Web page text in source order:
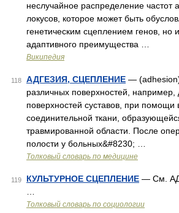
неслучайное распределение частот
локусов, которое может быть
генетическим сцеплением генов, но
адаптивного преимущества …
Википедия
118 АДГЕЗИЯ, СЦЕПЛЕНИЕ —
различных поверхностей, например,
поверхностей суставов, при помощи
соединительной ткани,
травмированной области. После
полости у больных&#8230; …
Толковый словарь по медицине
119 КУЛЬТУРНОЕ СЦЕПЛЕНИЕ — См.
Толковый словарь по социологии